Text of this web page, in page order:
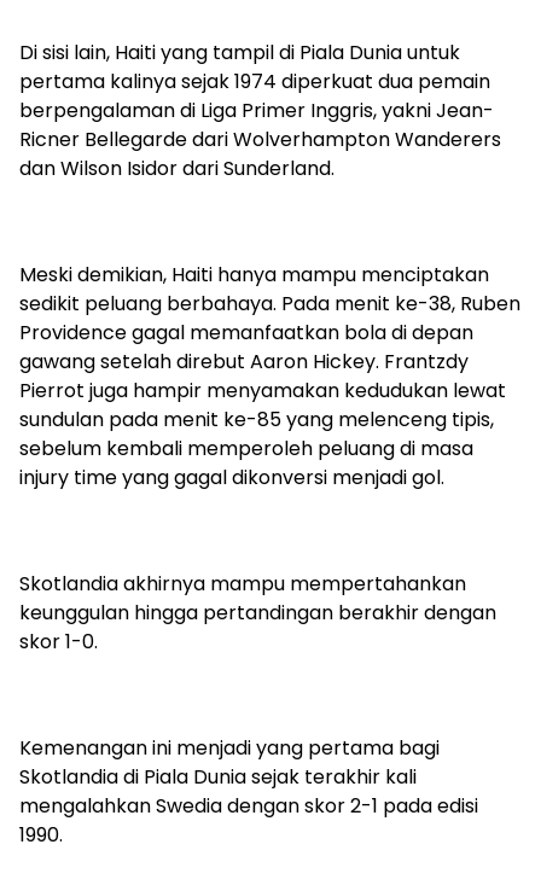
Di sisi lain, Haiti yang tampil di Piala Dunia untuk
pertama kalinya sejak 1974 diperkuat dua pemain
berpengalaman di Liga Primer Inggris, yakni Jean-
Ricner Bellegarde dari Wolverhampton Wanderers
dan Wilson Isidor dari Sunderland.
Meski demikian, Haiti hanya mampu menciptakan
sedikit peluang berbahaya. Pada menit ke-38, Ruben
Providence gagal memanfaatkan bola di depan
gawang setelah direbut Aaron Hickey. Frantzdy
Pierrot juga hampir menyamakan kedudukan lewat
sundulan pada menit ke-85 yang melenceng tipis,
sebelum kembali memperoleh peluang di masa
injury time yang gagal dikonversi menjadi gol.
Skotlandia akhirnya mampu mempertahankan
keunggulan hingga pertandingan berakhir dengan
skor 1-0.
Kemenangan ini menjadi yang pertama bagi
Skotlandia di Piala Dunia sejak terakhir kali
mengalahkan Swedia dengan skor 2-1 pada edisi
1990.